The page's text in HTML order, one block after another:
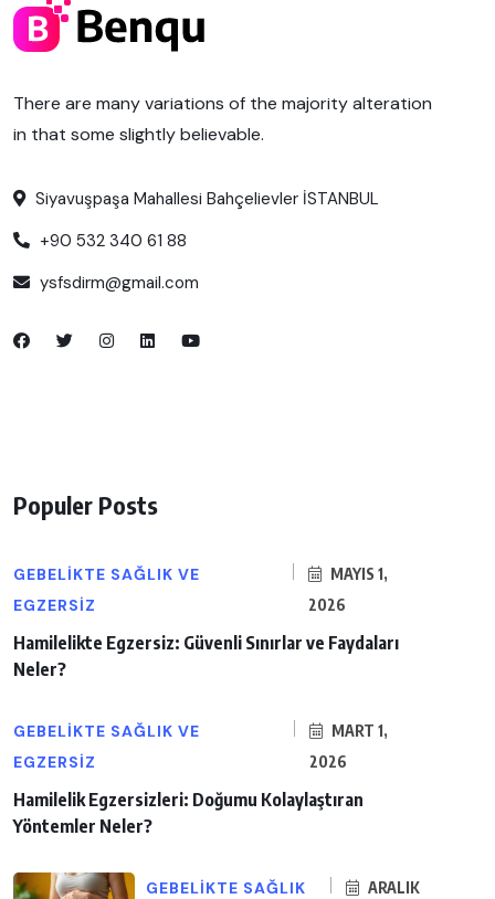
There are many variations of the majority alteration
in that some slightly believable.
Siyavuşpaşa Mahallesi Bahçelievler İSTANBUL
+90 532 340 61 88
ysfsdirm@gmail.com
Populer Posts
GEBELIKTE SAĞLIK VE
EGZERSIZ
MAYIS 1,
2026
Hamilelikte Egzersiz: Güvenli Sınırlar ve Faydaları
Neler?
GEBELIKTE SAĞLIK VE
EGZERSIZ
MART 1,
2026
Hamilelik Egzersizleri: Doğumu Kolaylaştıran
Yöntemler Neler?
GEBELIKTE SAĞLIK
ARALIK